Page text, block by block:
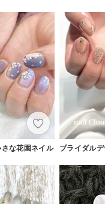
な花園ネイル ブライダル